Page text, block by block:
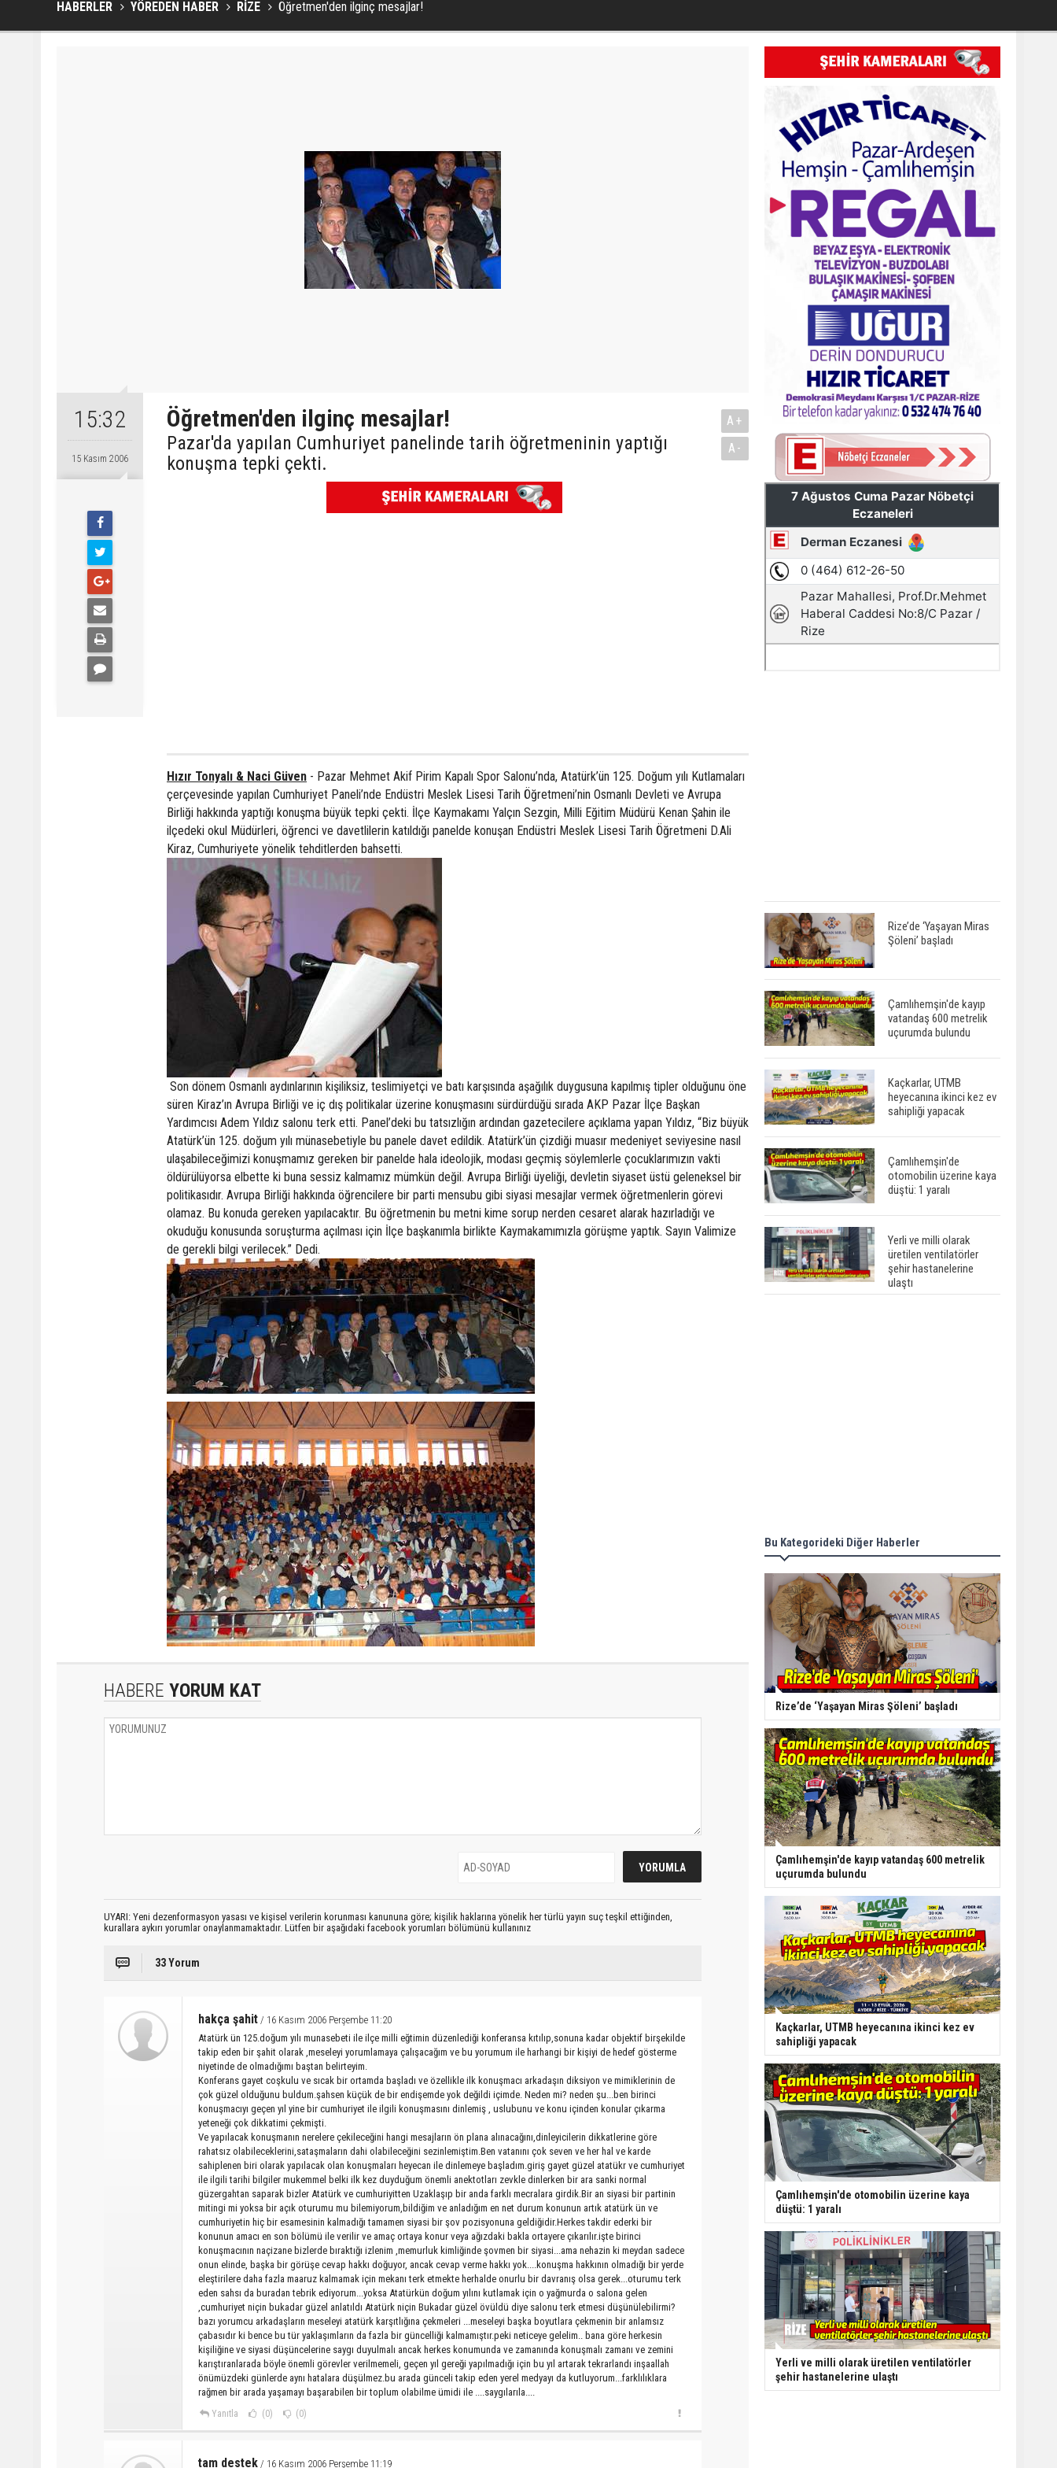
HABERLER YÖREDEN HABER RİZE Öğretmen'den ilginç mesajlar!
15:32
15 Kasım 2006
Öğretmen'den ilginç mesajlar!
Pazar'da yapılan Cumhuriyet panelinde tarih öğretmeninin yaptığı
konuşma tepki çekti.
A+
A-
Hızır Tonyalı & Naci Güven - Pazar Mehmet Akif Pirim Kapalı Spor Salonu’nda, Atatürk’ün 125. Doğum yılı Kutlamaları
çerçevesinde yapılan Cumhuriyet Paneli’nde Endüstri Meslek Lisesi Tarih Öğretmeni’nin Osmanlı Devleti ve Avrupa
Birliği hakkında yaptığı konuşma büyük tepki çekti. İlçe Kaymakamı Yalçın Sezgin, Milli Eğitim Müdürü Kenan Şahin ile
ilçedeki okul Müdürleri, öğrenci ve davetlilerin katıldığı panelde konuşan Endüstri Meslek Lisesi Tarih Öğretmeni D.Ali
Kiraz, Cumhuriyete yönelik tehditlerden bahsetti.
Son dönem Osmanlı aydınlarının kişiliksiz, teslimiyetçi ve batı karşısında aşağılık duygusuna kapılmış tipler olduğunu öne
süren Kiraz’ın Avrupa Birliği ve iç dış politikalar üzerine konuşmasını sürdürdüğü sırada AKP Pazar İlçe Başkan
Yardımcısı Adem Yıldız salonu terk etti. Panel’deki bu tatsızlığın ardından gazetecilere açıklama yapan Yıldız, “Biz büyük
Atatürk’ün 125. doğum yılı münasebetiyle bu panele davet edildik. Atatürk’ün çizdiği muasır medeniyet seviyesine nasıl
ulaşabileceğimizi konuşmamız gereken bir panelde hala ideolojik, modası geçmiş söylemlerle çocuklarımızın vakti
öldürülüyorsa elbette ki buna sessiz kalmamız mümkün değil. Avrupa Birliği üyeliği, devletin siyaset üstü geleneksel bir
politikasıdır. Avrupa Birliği hakkında öğrencilere bir parti mensubu gibi siyasi mesajlar vermek öğretmenlerin görevi
olamaz. Bu konuda gereken yapılacaktır. Bu öğretmenin bu metni kime sorup nerden cesaret alarak hazırladığı ve
okuduğu konusunda soruşturma açılması için İlçe başkanımla birlikte Kaymakamımızla görüşme yaptık. Sayın Valimize
de gerekli bilgi verilecek.” Dedi.
HABERE YORUM KAT
UYARI: Yeni dezenformasyon yasası ve kişisel verilerin korunması kanununa göre; kişilik haklarına yönelik her türlü yayın suç teşkil ettiğinden,
kurallara aykırı yorumlar onaylanmamaktadır. Lütfen bir aşağıdaki facebook yorumları bölümünü kullanınız
33 Yorum
hakça şahit / 16 Kasım 2006 Perşembe 11:20
Atatürk ün 125.doğum yılı munasebeti ile ilçe milli eğtimin düzenlediği konferansa kıtılıp,sonuna kadar objektif birşekilde
takip eden bir şahit olarak ,meseleyi yorumlamaya çalışacağım ve bu yorumum ile harhangi bir kişiyi de hedef gösterme
niyetinde de olmadığımı baştan belirteyim.
Konferans gayet coşkulu ve sıcak bir ortamda başladı ve özellikle ilk konuşmacı arkadaşın diksiyon ve mimiklerinin de
çok güzel olduğunu buldum.şahsen küçük de bir endişemde yok değildi içimde. Neden mi? neden şu...ben birinci
konuşmacıyı geçen yıl yine bir cumhuriyet ile ilgili konuşmasını dinlemiş , uslubunu ve konu içinden konular çıkarma
yeteneği çok dikkatimi çekmişti.
Ve yapılacak konuşmanın nerelere çekileceğini hangi mesajların ön plana alınacağını,dinleyicilerin dikkatlerine göre
rahatsız olabileceklerini,sataşmaların dahi olabileceğini sezinlemiştim.Ben vatanını çok seven ve her hal ve karde
sahiplenen biri olarak yapılacak olan konuşmaları heyecan ile dinlemeye başladım.giriş gayet güzel atatükr ve cumhuriyet
ile ilgili tarihi bilgiler mukemmel belki ilk kez duyduğum önemli anektotları zevkle dinlerken bir ara sanki normal
güzergahtan saparak bizler Atatürk ve cumhuriyitten Uzaklaşıp bir anda farklı mecralara girdik.Bir an siyasi bir partinin
mitingi mi yoksa bir açık oturumu mu bilemiyorum,bildiğim ve anladığım en net durum konunun artık atatürk ün ve
cumhuriyetin hiç bir esamesinin kalmadığı tamamen siyasi bir şov pozisyonuna geldiğidir.Herkes takdir ederki bir
konunun amacı en son bölümü ile verilir ve amaç ortaya konur veya ağızdaki bakla ortayere çıkarılır.işte birinci
konuşmacının naçizane bizlerde bıraktığı izlenim ,memurluk kimliğinde şovmen bir siyasi...ama nehazin ki meydan sadece
onun elinde, başka bir görüşe cevap hakkı doğuyor, ancak cevap verme hakkı yok....konuşma hakkının olmadığı bir yerde
eleştirilere daha fazla maaruz kalmamak için mekanı terk etmekte herhalde onurlu bir davranış olsa gerek...oturumu terk
eden sahsı da buradan tebrik ediyorum...yoksa Atatürkün doğum yılını kutlamak için o yağmurda o salona gelen
,cumhuriyet niçin bukadar güzel anlatıldı Atatürk niçin Bukadar güzel övüldü diye salonu terk etmesi düşünülebilirmi?
bazı yorumcu arkadaşların meseleyi atatürk karşıtlığına çekmeleri ...meseleyi başka boyutlara çekmenin bir anlamsız
çabasıdır ki bence bu tür yaklaşımların da fazla bir güncelliği kalmamıştır.peki neticeye gelelim.. bana göre herkesin
kişiliğine ve siyasi düşüncelerine saygı duyulmalı ancak herkes konumunda ve zamanında konuşmalı zamanı ve zemini
karıştıranlarada böyle önemli görevler verilmemeli, geçen yıl gereği yapılmadığı için bu yıl artarak tekrarlandı inşaallah
önümüzdeki günlerde aynı hatalara düşülmez.bu arada günceli takip eden yerel medyayı da kutluyorum...farklılıklara
rağmen bir arada yaşamayı başarabilen bir toplum olabilme ümidi ile ....saygılarıla....
Yanıtla (0) (0)
tam destek / 16 Kasım 2006 Perşembe 11:19
Rize’de ‘Yaşayan Miras
Şöleni’ başladı
Çamlıhemşin'de kayıp
vatandaş 600 metrelik
uçurumda bulundu
Kaçkarlar, UTMB
heyecanına ikinci kez ev
sahipliği yapacak
Çamlıhemşin'de
otomobilin üzerine kaya
düştü: 1 yaralı
Yerli ve milli olarak
üretilen ventilatörler
şehir hastanelerine
ulaştı
Bu Kategorideki Diğer Haberler
Rize’de ‘Yaşayan Miras Şöleni’ başladı
Çamlıhemşin'de kayıp vatandaş 600 metrelik
uçurumda bulundu
Kaçkarlar, UTMB heyecanına ikinci kez ev
sahipliği yapacak
Çamlıhemşin'de otomobilin üzerine kaya
düştü: 1 yaralı
Yerli ve milli olarak üretilen ventilatörler
şehir hastanelerine ulaştı